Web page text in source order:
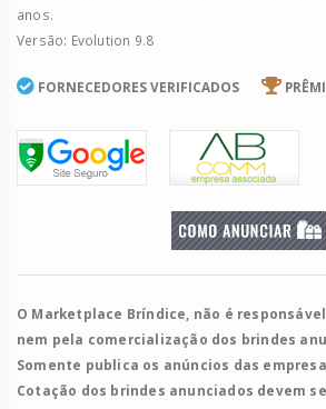
anos.
Versão: Evolution 9.8
FORNECEDORES VERIFICADOS
O Marketplace Bríndice, não é
nem pela comercialização dos brindes
Somente publica os anúncios das
Cotação dos brindes anunciados devem